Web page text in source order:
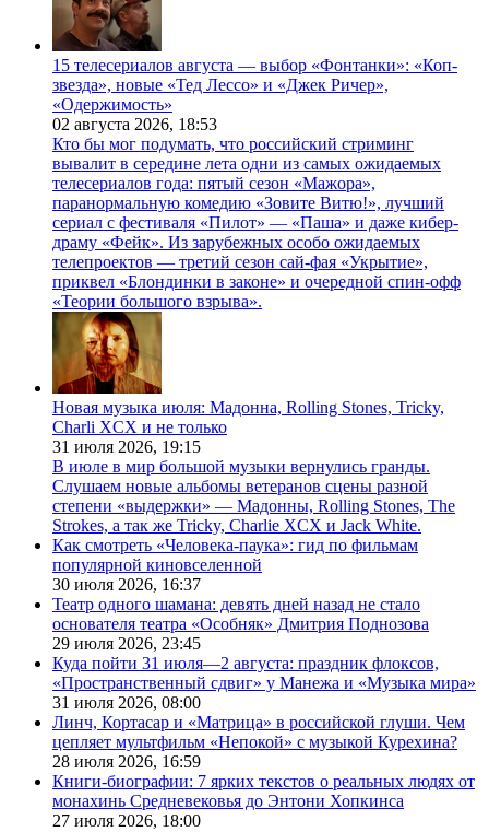
15 телесериалов августа — выбор «Фонтанки»: «Коп-
звезда», новые «Тед Лессо» и «Джек Ричер»,
«Одержимость»
02 августа 2026, 18:53
Кто бы мог подумать, что российский стриминг
вывалит в середине лета одни из самых ожидаемых
телесериалов года: пятый сезон «Мажора»,
паранормальную комедию «Зовите Витю!», лучший
сериал с фестиваля «Пилот» — «Паша» и даже кибер-
драму «Фейк». Из зарубежных особо ожидаемых
телепроектов — третий сезон сай-фая «Укрытие»,
приквел «Блондинки в законе» и очередной спин-офф
«Теории большого взрыва».
Новая музыка июля: Мадонна, Rolling Stones, Tricky,
Charli XCX и не только
31 июля 2026, 19:15
В июле в мир большой музыки вернулись гранды.
Слушаем новые альбомы ветеранов сцены разной
степени «выдержки» — Мадонны, Rolling Stones, The
Strokes, а так же Tricky, Charlie XCX и Jack White.
Как смотреть «Человека-паука»: гид по фильмам
популярной киновселенной
30 июля 2026, 16:37
Театр одного шамана: девять дней назад не стало
основателя театра «Особняк» Дмитрия Поднозова
29 июля 2026, 23:45
Куда пойти 31 июля—2 августа: праздник флоксов,
«Пространственный сдвиг» у Манежа и «Музыка мира»
31 июля 2026, 08:00
Линч, Кортасар и «Матрица» в российской глуши. Чем
цепляет мультфильм «Непокой» с музыкой Курехина?
28 июля 2026, 16:59
Книги-биографии: 7 ярких текстов о реальных людях от
монахинь Средневековья до Энтони Хопкинса
27 июля 2026, 18:00